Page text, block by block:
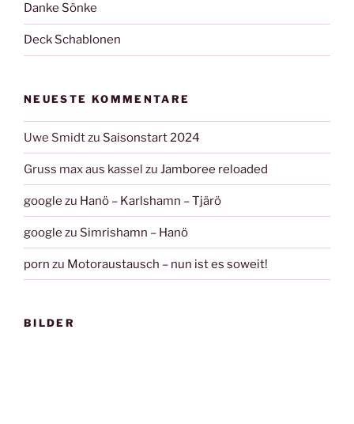
Danke Sönke
Deck Schablonen
NEUESTE KOMMENTARE
Uwe Smidtzu Saisonstart 2024
Gruss max aus kassel zu Jamboree reloaded
google zu Hanö – Karlshamn – Tjärö
google zu Simrishamn – Hanö
porn zu Motoraustausch – nun ist es soweit!
BILDER